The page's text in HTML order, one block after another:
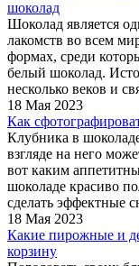
шоколад
Шоколад является
лакомств во всем
формах, среди
белый шоколад.
несколько веков и
18 Мая 2023
Как
Клубника в
взгляде на него
вот каким
шоколаде красиво
сделать эффектные
18 Мая 2023
Какие пирожные и
корзину